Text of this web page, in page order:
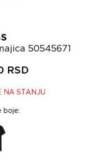
50545671
RSD
NA STANJU
boje: